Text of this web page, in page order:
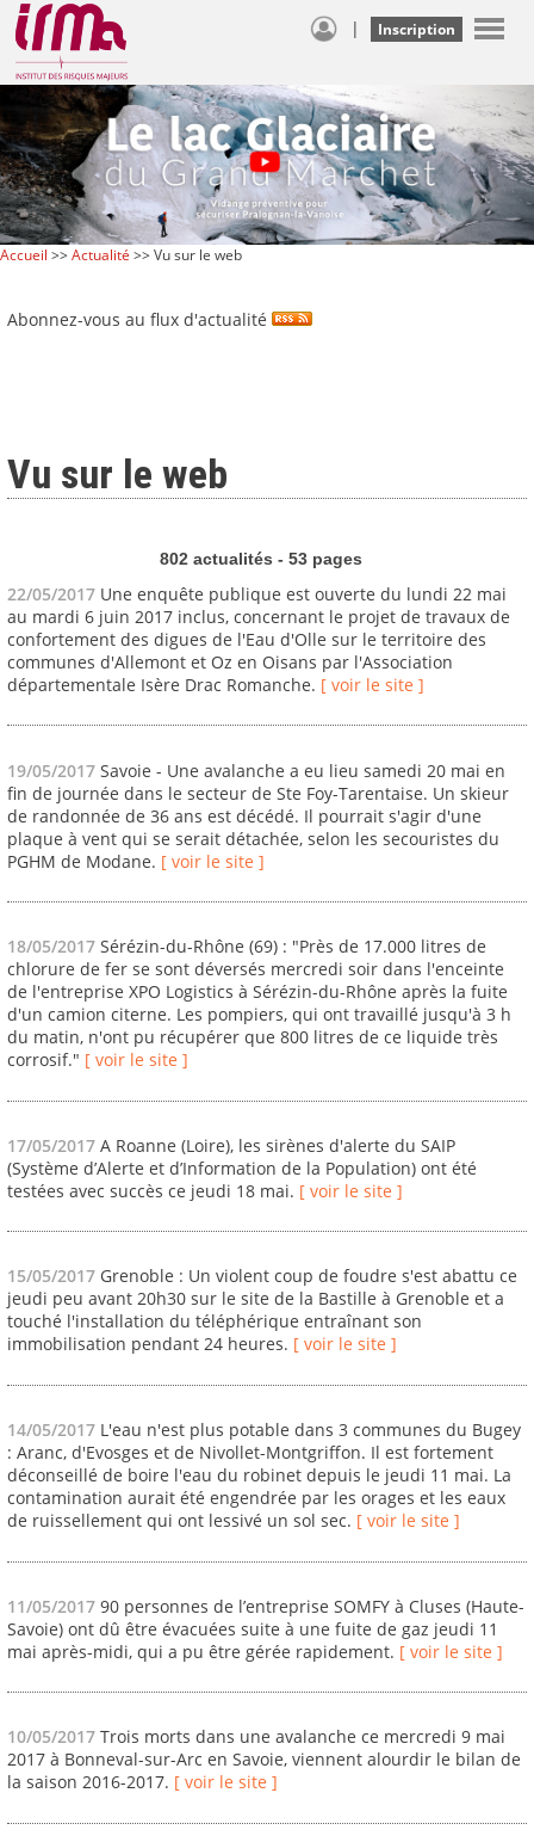
| Inscription
Accueil >>Actualité >> Vu sur le web
Abonnez-vous au flux d'actualité
Vu sur le web
802 actualités - 53 pages
22/05/2017 Une enquête publique est ouverte du lundi 22 mai
au mardi 6 juin 2017 inclus, concernant le projet de travaux de
confortement des digues de l'Eau d'Olle sur le territoire des
communes d'Allemont et Oz en Oisans par l'Association
départementale Isère Drac Romanche. [ voir le site ]
19/05/2017 Savoie - Une avalanche a eu lieu samedi 20 mai en
fin de journée dans le secteur de Ste Foy-Tarentaise. Un skieur
de randonnée de 36 ans est décédé. Il pourrait s'agir d'une
plaque à vent qui se serait détachée, selon les secouristes du
PGHM de Modane. [ voir le site ]
18/05/2017 Sérézin-du-Rhône (69) : "Près de 17.000 litres de
chlorure de fer se sont déversés mercredi soir dans l'enceinte
de l'entreprise XPO Logistics à Sérézin-du-Rhône après la fuite
d'un camion citerne. Les pompiers, qui ont travaillé jusqu'à 3 h
du matin, n'ont pu récupérer que 800 litres de ce liquide très
corrosif." [ voir le site ]
17/05/2017 A Roanne (Loire), les sirènes d'alerte du SAIP
(Système d’Alerte et d’Information de la Population) ont été
testées avec succès ce jeudi 18 mai. [ voir le site ]
15/05/2017 Grenoble : Un violent coup de foudre s'est abattu ce
jeudi peu avant 20h30 sur le site de la Bastille à Grenoble et a
touché l'installation du téléphérique entraînant son
immobilisation pendant 24 heures. [ voir le site ]
14/05/2017 L'eau n'est plus potable dans 3 communes du Bugey
: Aranc, d'Evosges et de Nivollet-Montgriffon. Il est fortement
déconseillé de boire l'eau du robinet depuis le jeudi 11 mai. La
contamination aurait été engendrée par les orages et les eaux
de ruissellement qui ont lessivé un sol sec. [ voir le site ]
11/05/2017 90 personnes de l’entreprise SOMFY à Cluses (Haute-
Savoie) ont dû être évacuées suite à une fuite de gaz jeudi 11
mai après-midi, qui a pu être gérée rapidement. [ voir le site ]
10/05/2017 Trois morts dans une avalanche ce mercredi 9 mai
2017 à Bonneval-sur-Arc en Savoie, viennent alourdir le bilan de
la saison 2016-2017. [ voir le site ]